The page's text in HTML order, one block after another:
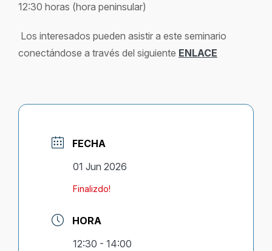
12:30 horas (hora peninsular)
Los interesados pueden asistir a este seminario
conectándose a través del siguiente ENLACE
FECHA
01 Jun 2026
Finalizdo!
HORA
12:30 - 14:00